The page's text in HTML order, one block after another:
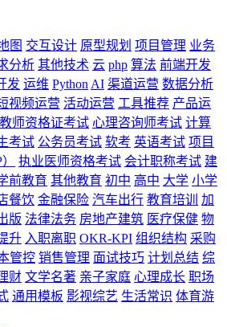
图 交互设计 原型规划 项目管理 业务
分析 其他技术 云 php 算法 前端开发
发 运维 Python AI 渠道运营 数据分析
视频运营 活动运营 工具推荐 产品运
教师资格证考试 心理咨询师考试 计算
考试 公务员考试 软考 英语考试 项目
执业医师资格考试 会计职称考试 建
前教育 其他教育 初中 高中 大学 小学
餐饮 金融保险 汽车出行 教育培训
加
版 法律法务 房地产建筑 医疗保健 物
升 入职离职 OKR-KPI 组织结构 采购
管控 销售管理 面试技巧 计划总结 综
财 文学名著 亲子家庭 心理成长 职场
通用模板 影视综艺 生活常识 体育游